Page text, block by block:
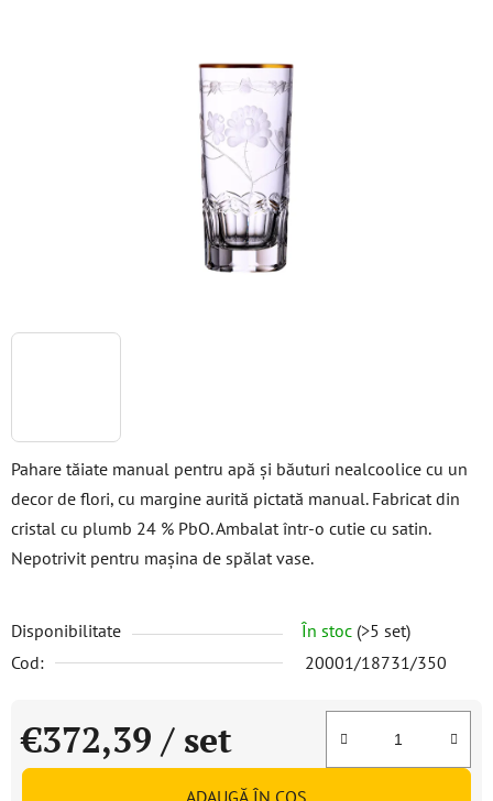
Pahare tăiate manual pentru apă și băuturi nealcoolice cu un
decor de flori, cu margine aurită pictată manual. Fabricat din
cristal cu plumb 24 % PbO. Ambalat într-o cutie cu satin.
Nepotrivit pentru mașina de spălat vase.
Disponibilitate În stoc (>5 set)
Cod:
20001/18731/350
€372,39 / set
Evaluare preţ:
ADAUGĂ ÎN COŞ